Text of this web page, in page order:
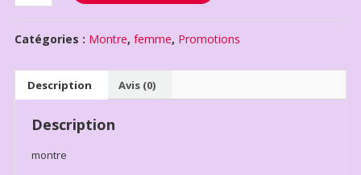
Catégories : Montre, femme, Promotions
Description Avis (0)
Description
montre